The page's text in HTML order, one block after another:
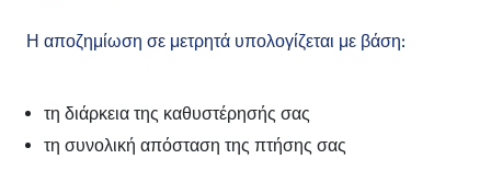
Η αποζημίωση σε μετρητά υπολογίζεται με βάση:
τη διάρκεια της καθυστέρησής σας
τη συνολική απόσταση της πτήσης σας